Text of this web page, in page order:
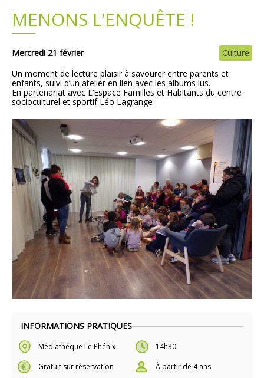
INFORMATIONS PRATIQUES
Médiathèque Le Phénix
14h30
Gratuit sur réservation
À partir de 4 ans
MENONS L’ENQUÊTE !
Mercredi 21 février
Culture
Un moment de lecture plaisir à savourer entre parents et
enfants, suivi d’un atelier en lien avec les albums lus.
En partenariat avec L’Espace Familles et Habitants du centre
socioculturel et sportif Léo Lagrange
Plans
Demandes légales
Emploi
Grands projets